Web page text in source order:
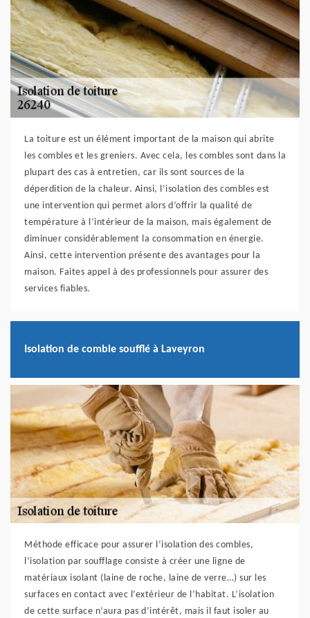
La toiture est un élément important de la maison qui abrite
les combles et les greniers. Avec cela, les combles sont dans la
plupart des cas à entretien, car ils sont sources de la
déperdition de la chaleur. Ainsi, l’isolation des combles est
une intervention qui permet alors d’offrir la qualité de
température à l’intérieur de la maison, mais également de
diminuer considérablement la consommation en énergie.
Ainsi, cette intervention présente des avantages pour la
maison. Faites appel à des professionnels pour assurer des
services fiables.
Isolation de comble soufflé à Laveyron
Méthode efficace pour assurer l’isolation des combles,
l’isolation par soufflage consiste à créer une ligne de
matériaux isolant (laine de roche, laine de verre…) sur les
surfaces en contact avec l’extérieur de l’habitat. L’isolation
de cette surface n’aura pas d’intérêt, mais il faut isoler au